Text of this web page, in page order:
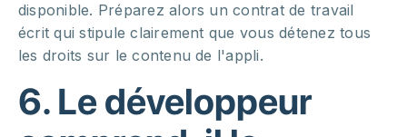
disponible. Préparez alors un contrat de travail
écrit qui stipule clairement que vous détenez tous
les droits sur le contenu de l'appli.
6. Le développeur